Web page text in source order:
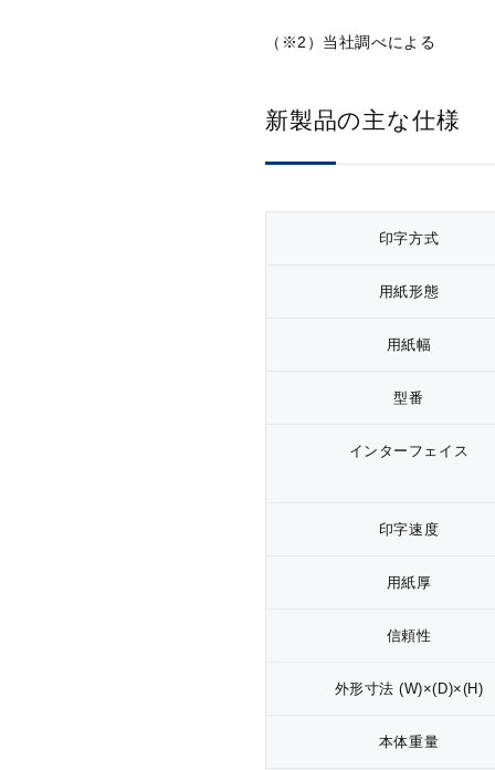
（※2）当社調べによる
新製品の主な仕様
印字方式
用紙形態
用紙幅
型番
インターフェイス
印字速度
用紙厚
信頼性
外形寸法 (W)×(D)×(H)
本体重量